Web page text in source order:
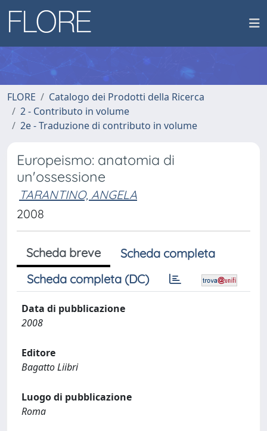
FLORE
Catalogo dei Prodotti della Ricerca
2 - Contributo in volume
2e - Traduzione di contributo in volume
Europeismo: anatomia di
un'ossessione
TARANTINO, ANGELA
2008
Scheda breve
Scheda completa
Scheda completa (DC)
Data di pubblicazione
2008
Editore
Bagatto Liibri
Luogo di pubblicazione
Roma